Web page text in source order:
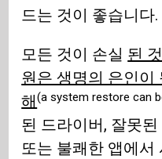
드는 것이 좋습니다.
모든 것이 손실 된
원은 생명의 은인이
해(a system restore can
된 드라이버, 잘못된
또는 불쾌한 앱에서